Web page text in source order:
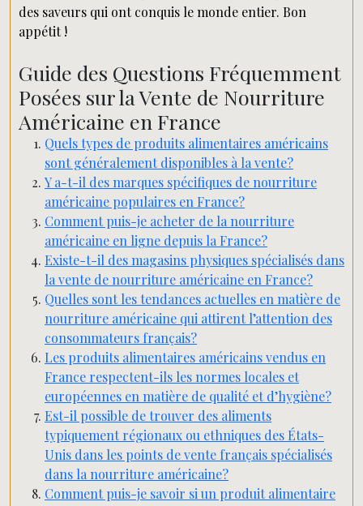
des saveurs qui ont conquis le monde entier. Bon
appétit !
Guide des Questions Fréquemment
Posées sur la Vente de Nourriture
Américaine en France
Quels types de produits alimentaires américains
sont généralement disponibles à la vente?
Y a-t-il des marques spécifiques de nourriture
américaine populaires en France?
Comment puis-je acheter de la nourriture
américaine en ligne depuis la France?
Existe-t-il des magasins physiques spécialisés dans
la vente de nourriture américaine en France?
Quelles sont les tendances actuelles en matière de
nourriture américaine qui attirent l’attention des
consommateurs français?
Les produits alimentaires américains vendus en
France respectent-ils les normes locales et
européennes en matière de qualité et d’hygiène?
Est-il possible de trouver des aliments
typiquement régionaux ou ethniques des États-
Unis dans les points de vente français spécialisés
dans la nourriture américaine?
Comment puis-je savoir si un produit alimentaire